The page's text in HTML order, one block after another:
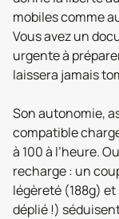
mobiles comme
Vous avez un
urgente à
laissera jamais
Son autonomie,
compatible
à 100 à l’heure.
recharge : un
légèreté (188g)
déplié !)